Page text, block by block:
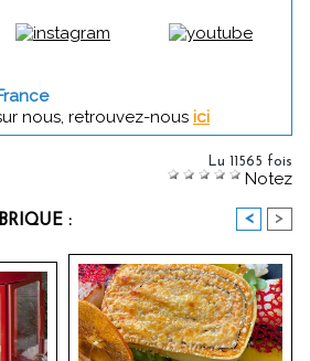
nous, retrouvez-nous ici
Lu 11565 fois
Notez
: < >